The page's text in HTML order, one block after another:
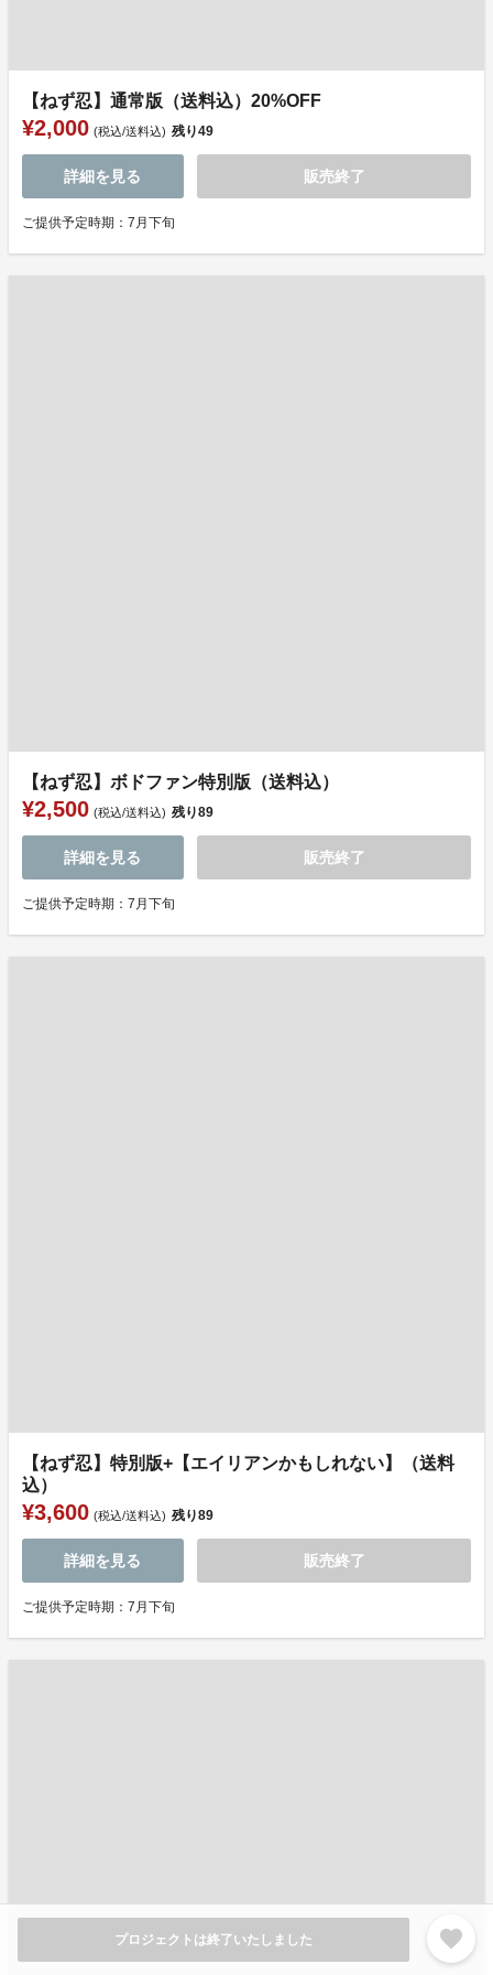
プロジェクトは終了いたしました favorite
【ねず忍】通常版（送料込）20%OFF
¥2,000 (税込/送料込) 残り49
詳細を見る 販売終了
ご提供予定時期：7月下旬
【ねず忍】ボドファン特別版（送料込）
¥2,500 (税込/送料込) 残り89
詳細を見る 販売終了
ご提供予定時期：7月下旬
【ねず忍】特別版+【エイリアンかもしれない】（送料
込）
¥3,600 (税込/送料込) 残り89
詳細を見る 販売終了
ご提供予定時期：7月下旬